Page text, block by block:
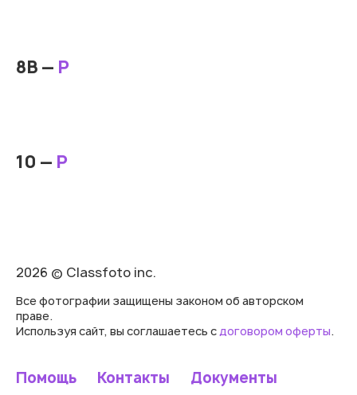
8В — Р
10 — Р
2026 © Classfoto inc.
Помощь Контакты Документы
Все фотографии защищены законом об авторском
праве.
Используя сайт, вы соглашаетесь сдоговором оферты.